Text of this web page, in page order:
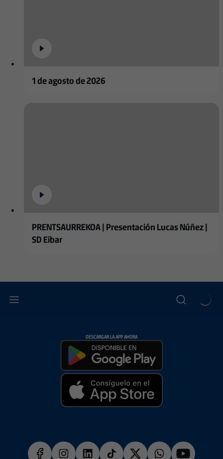
1 de agosto de 2026
PRENTSAURREKOA | Presentación Lucas Núñez |
SD Eibar
DESCARGAR LA APP AHORA